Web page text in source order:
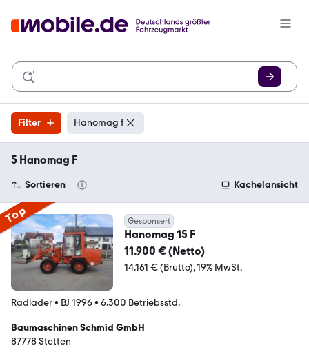
Filter Hanomag f
5 Hanomag F
Sortieren Kachelansicht
Top Gesponsert
Hanomag 15 F
11.900 € (Netto)
14.161 € (Brutto) 19% MwSt.
Radlader• BJ 1996• 6.300 Betriebsstd.
Baumaschinen Schmid GmbH
87778 Stetten